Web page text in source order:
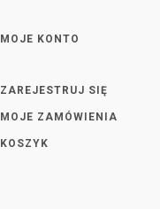
MOJE KONTO
ZAREJESTRUJ SIĘ
MOJE ZAMÓWIENIA
KOSZYK